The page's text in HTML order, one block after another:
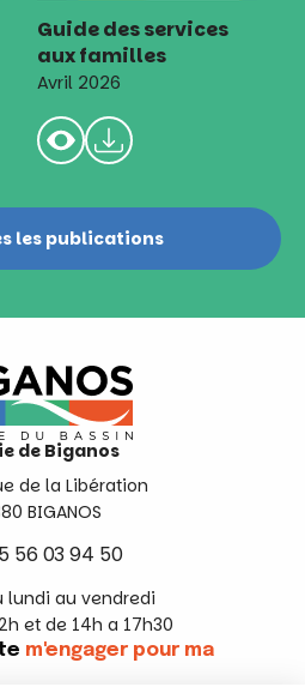
Guide des services
aux familles
Avril 2026
les publications
de Biganos
de la Libération
BIGANOS
56 03 94 50
lundi au vendredi
et de 14h a 17h30
m'engager pour ma